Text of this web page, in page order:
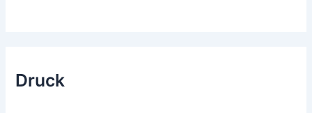
Druck